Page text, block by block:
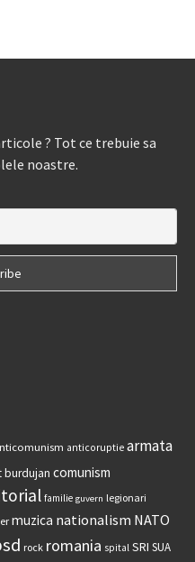
? Tot ce trebuie sa
noastre.
anticoruptie armata
burdujan comunism
familie guvern legionari
muzica nationalism NATO
rock romania spital SRI SUA